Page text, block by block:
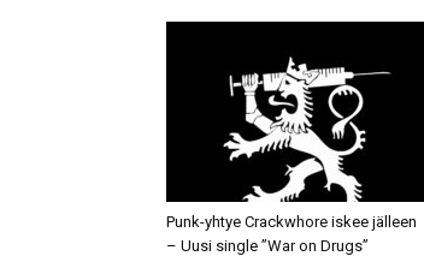
Punk-yhtye Crackwhore iskee jälleen
– Uusi single ”War on Drugs”